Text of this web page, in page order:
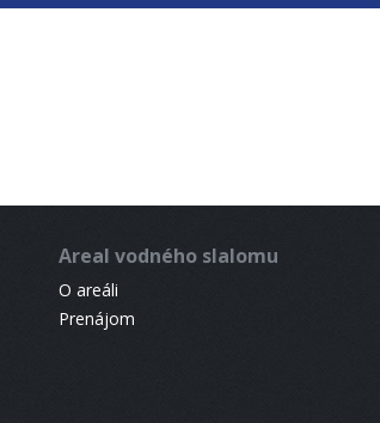
Areal vodného slalomu
O areáli
Prenájom